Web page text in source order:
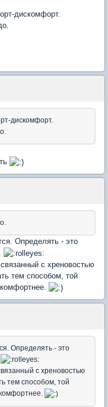
дискомфорт.
дискомфорт.
Определять - это
с хреновостью
тем способом, той
Определять - это
с хреновостью
тем способом, той